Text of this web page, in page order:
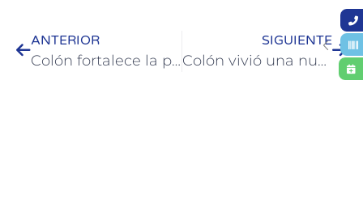
ANTERIOR
Colón fortalece la promoción turística del destino en workshops de Rosario y Corrientes
SIGUIENTE
Colón vivió una nueva edición del Distinguished Gentleman’s Ride con más de 200 riders de Argentina y Uruguay